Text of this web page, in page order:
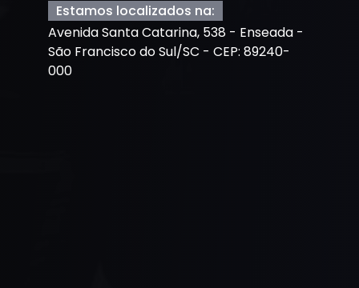
Estamos localizados na:
Avenida Santa Catarina, 538 - Enseada -
São Francisco do Sul/SC - CEP: 89240-
000